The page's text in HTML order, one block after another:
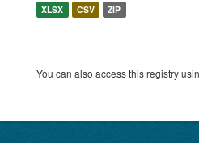
XLSX CSV ZIP
You can also access this registry